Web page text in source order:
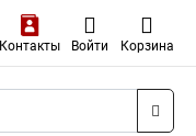
Контакты Войти Корзина